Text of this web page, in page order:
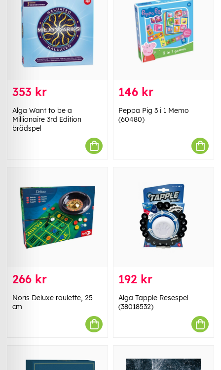
353 kr
Alga Want to be a
Millionaire 3rd Edition
brädspel
146 kr
Peppa Pig 3 i 1 Memo
(60480)
266 kr
Noris Deluxe roulette, 25
cm
192 kr
Alga Tapple Resespel
(38018532)